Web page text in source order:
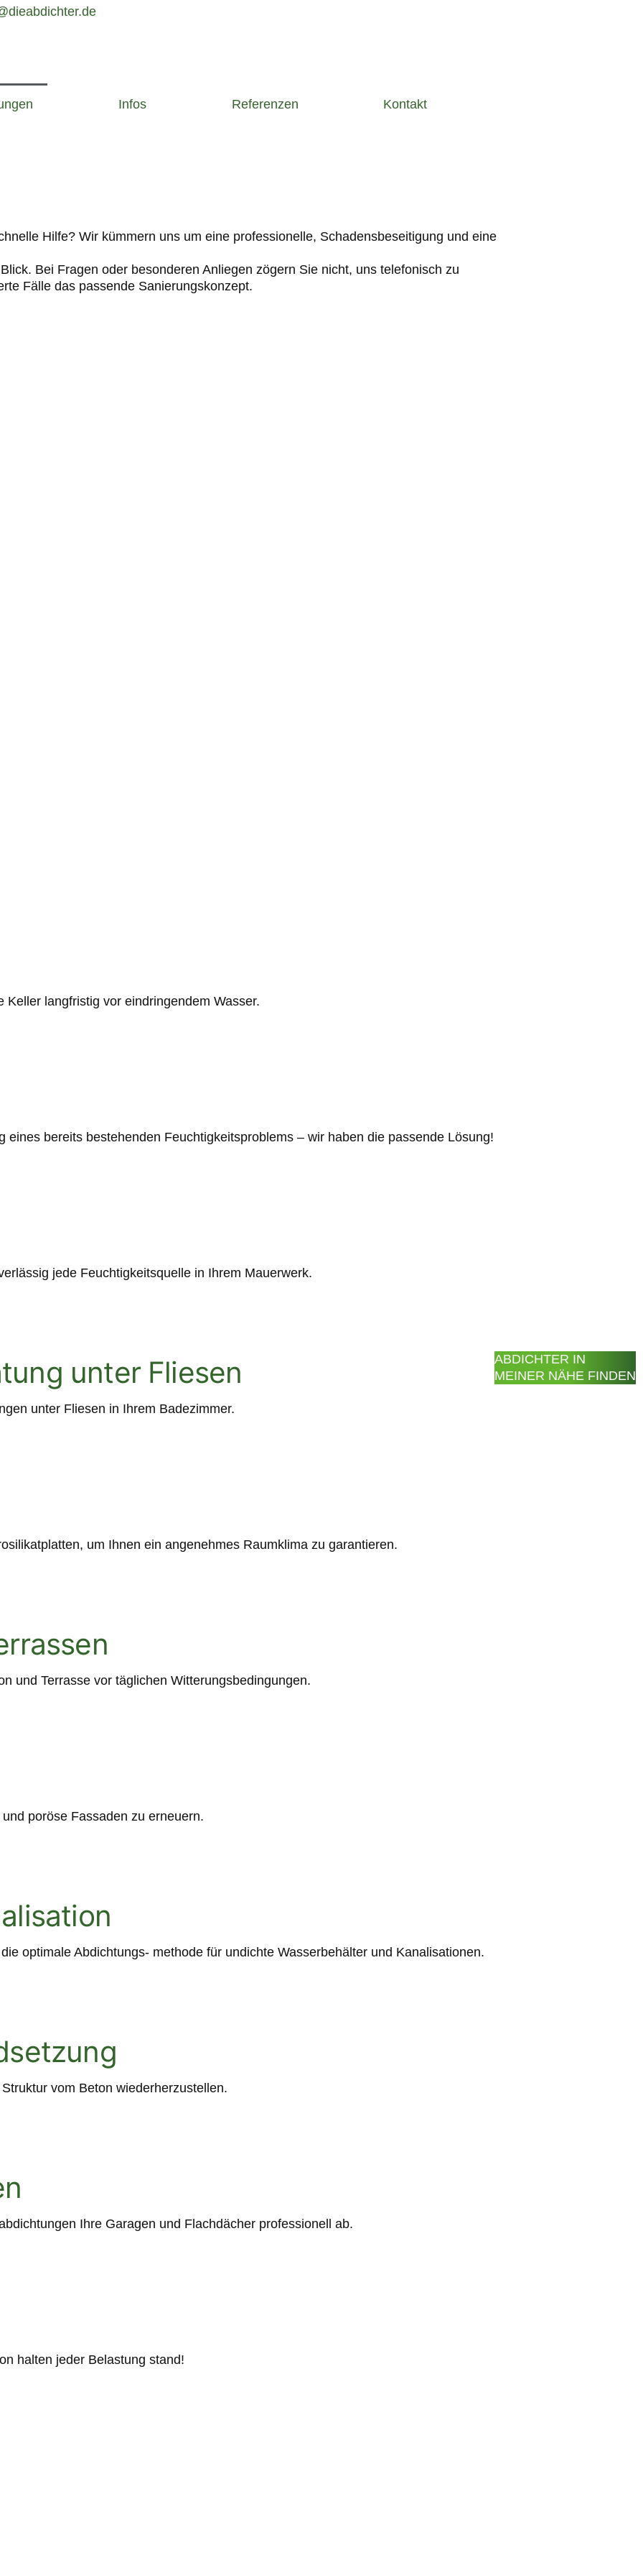
Infos Referenzen Kontakt
Hilfe? Wir kümmern uns um eine professionelle, Schadensbeseitigung und eine
Bei Fragen oder besonderen Anliegen zögern Sie nicht, uns telefonisch zu
Fälle das passende Sanierungskonzept.
langfristig vor eindringendem Wasser.
bereits bestehenden Feuchtigkeitsproblems – wir haben die passende Lösung!
jede Feuchtigkeitsquelle in Ihrem Mauerwerk.
unter Fliesen
unter Fliesen in Ihrem Badezimmer.
um Ihnen ein angenehmes Raumklima zu garantieren.
und Terrasse vor täglichen Witterungsbedingungen.
poröse Fassaden zu erneuern.
optimale Abdichtungs- methode für undichte Wasserbehälter und Kanalisationen.
vom Beton wiederherzustellen.
Ihre Garagen und Flachdächer professionell ab.
halten jeder Belastung stand!
ABDICHTER IN
MEINER NÄHE FINDEN